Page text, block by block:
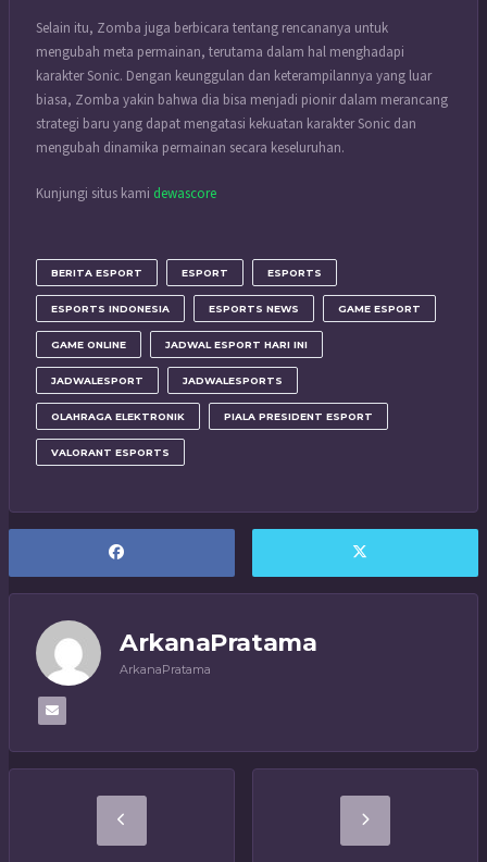
Selain itu, Zomba juga berbicara tentang rencananya untuk
mengubah meta permainan, terutama dalam hal menghadapi
karakter Sonic. Dengan keunggulan dan keterampilannya yang luar
biasa, Zomba yakin bahwa dia bisa menjadi pionir dalam merancang
strategi baru yang dapat mengatasi kekuatan karakter Sonic dan
mengubah dinamika permainan secara keseluruhan.
Kunjungi situs kami dewascore
BERITA ESPORT ESPORT ESPORTS
ESPORTS INDONESIA ESPORTS NEWS GAME ESPORT
GAME ONLINE JADWAL ESPORT HARI INI
JADWALESPORT JADWALESPORTS
OLAHRAGA ELEKTRONIK PIALA PRESIDENT ESPORT
VALORANT ESPORTS
ArkanaPratama
ArkanaPratama